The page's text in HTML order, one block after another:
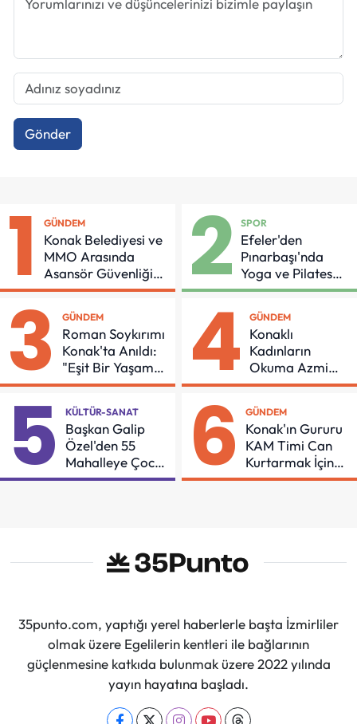
Gönder
1 GÜNDEM
Konak Belediyesi ve
MMO Arasında
Asansör Güvenliği
İçin Önemli Protokol
2 SPOR
Efeler'den
Pınarbaşı'nda
Yoga ve Pilates
Buluşması
3 GÜNDEM
Roman Soykırımı
Konak'ta Anıldı:
"Eşit Bir Yaşam
İçin Mücadeleyi
4 GÜNDEM
Konaklı
Kadınların
Okuma Azmi
Örnek Oldu
5 KÜLTÜR-SANAT
Başkan Galip
Özel'den 55
Mahalleye Çocuk
Şenliği
6 GÜNDEM
Konak'ın Gururu
KAM Timi Can
Kurtarmak İçin
Demir Aldı
35punto.com, yaptığı yerel haberlerle başta İzmirliler
olmak üzere Egelilerin kentleri ile bağlarının
güçlenmesine katkıda bulunmak üzere 2022 yılında
yayın hayatına başladı.